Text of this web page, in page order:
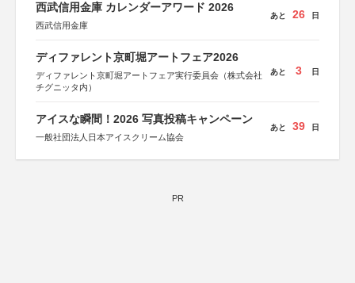
西武信用金庫 カレンダーアワード 2026
西武信用金庫
あと 26 日
ディファレント京町堀アートフェア2026
ディファレント京町堀アートフェア実行委員会（株式会社
チグニッタ内）
あと 3 日
アイスな瞬間！2026 写真投稿キャンペーン
一般社団法人日本アイスクリーム協会
あと 39 日
PR